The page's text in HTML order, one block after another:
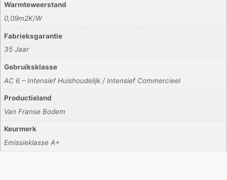
Warmteweerstand
0,09m2K/W
Fabrieksgarantie
35 Jaar
Gebruiksklasse
AC 6 – Intensief Huishoudelijk / Intensief Commercieel
Productieland
Van Franse Bodem
Keurmerk
Emissieklasse A+